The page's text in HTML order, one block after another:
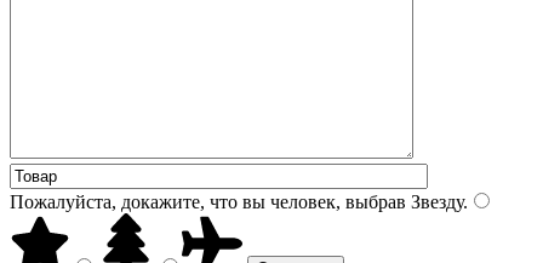
Пожалуйста, докажите, что вы человек, выбрав Звезду.